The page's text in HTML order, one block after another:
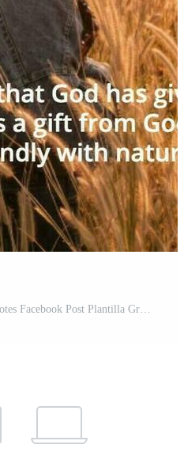
Aesthetic Enjoy the Nature Quotes Facebook Post Plantilla Gratis